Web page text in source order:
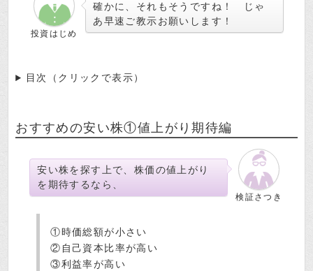
投資はじめ
確かに、それもそうですね！ じゃ
あ早速ご教示お願いします！
目次（クリックで表示）
おすすめの安い株①値上がり期待編
検証さつき
安い株を探す上で、株価の値上がり
を期待するなら、
①時価総額が小さい
②自己資本比率が高い
③利益率が高い